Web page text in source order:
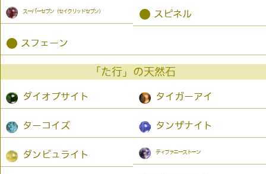
スーパーセブン（セイクリッドセブン） ● スピネル
● スフェーン
「た行」の天然石
ダイオプサイト タイガーアイ
ターコイズ タンザナイト
ダンビュライト ティファニーストーン